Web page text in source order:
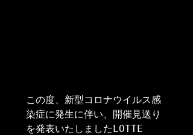
この度、新型コロナウイルス感
染症に発生に伴い、開催見送り
を発表いたしましたLOTTE